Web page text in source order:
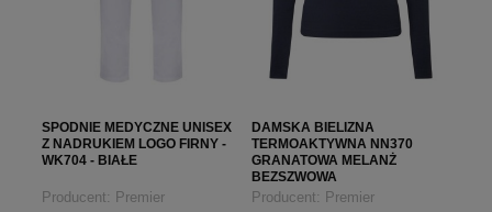
SPODNIE MEDYCZNE UNISEX
Z NADRUKIEM LOGO FIRNY -
WK704 - BIAŁE
Producent: Premier
DAMSKA BIELIZNA
TERMOAKTYWNA NN370
GRANATOWA MELANŻ
BEZSZWOWA
Producent: Premier